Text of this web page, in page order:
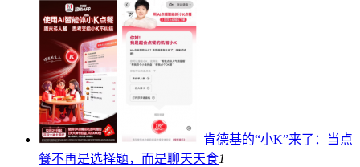
肯德基的“小K”来了：当点
餐不再是选择题，而是聊天天食1